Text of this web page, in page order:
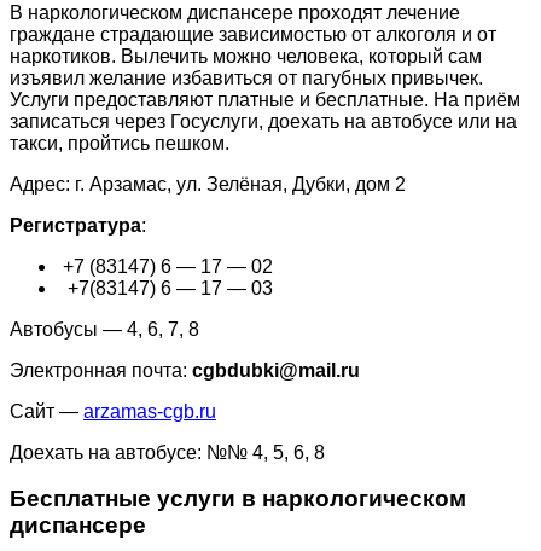
В наркологическом диспансере проходят лечение
граждане страдающие зависимостью от алкоголя и от
наркотиков. Вылечить можно человека, который сам
изъявил желание избавиться от пагубных привычек.
Услуги предоставляют платные и бесплатные. На приём
записаться через Госуслуги, доехать на автобусе или на
такси, пройтись пешком.
Адрес: г. Арзамас, ул. Зелёная, Дубки, дом 2
Регистратура:
+7 (83147) 6 — 17 — 02
+7(83147) 6 — 17 — 03
Автобусы — 4, 6, 7, 8
Электронная почта: cgbdubki@mail.ru
Сайт — arzamas-cgb.ru
Доехать на автобусе: №№ 4, 5, 6, 8
Бесплатные услуги в наркологическом
диспансере